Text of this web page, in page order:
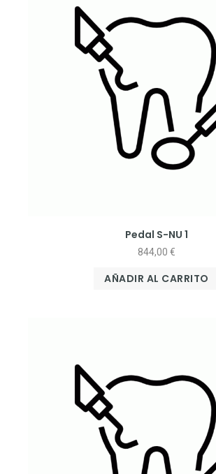
Pedal S-NU 1
844,00 €
AÑADIR AL CARRITO